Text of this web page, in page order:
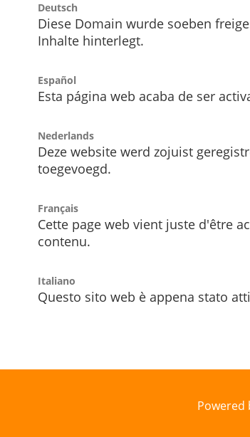
Deutsch
Diese Domain wurde soeben
Inhalte hinterlegt.
Español
Esta página web acaba de ser
Nederlands
Deze website werd zojuist
toegevoegd.
Français
Cette page web vient juste d'être
contenu.
Italiano
Questo sito web è appena stato
Powered